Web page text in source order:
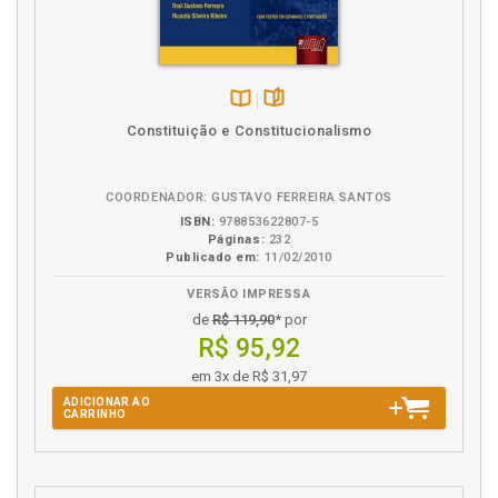
Fazenda Pública. Pagamentos devidos pela Fazenda
Pública, p. 49
Função social da propriedade, p. 58
Função social da propriedade e as diversas
modalidades de desapropriação, p. 80
Interesse social. Desapropriação por interesse
social, p. 83
Introdução, p. 11
Constituição e Constitucionalismo
COORDENADOR: GUSTAVO FERREIRA SANTOS
ISBN: 978853622807-5
Páginas: 232
Publicado em: 11/02/2010
VERSÃO IMPRESSA
deR$ 119,90* por
R$ 95,92
em 3x de R$ 31,97
ADICIONAR AO
CARRINHO